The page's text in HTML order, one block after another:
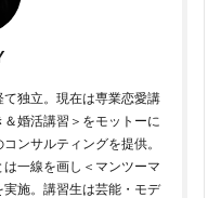
独立。現在は専業恋愛講
婚活講習＞をモットーに
ンサルティングを提供。
一線を画し＜マンツーマ
施。講習生は芸能・モデ